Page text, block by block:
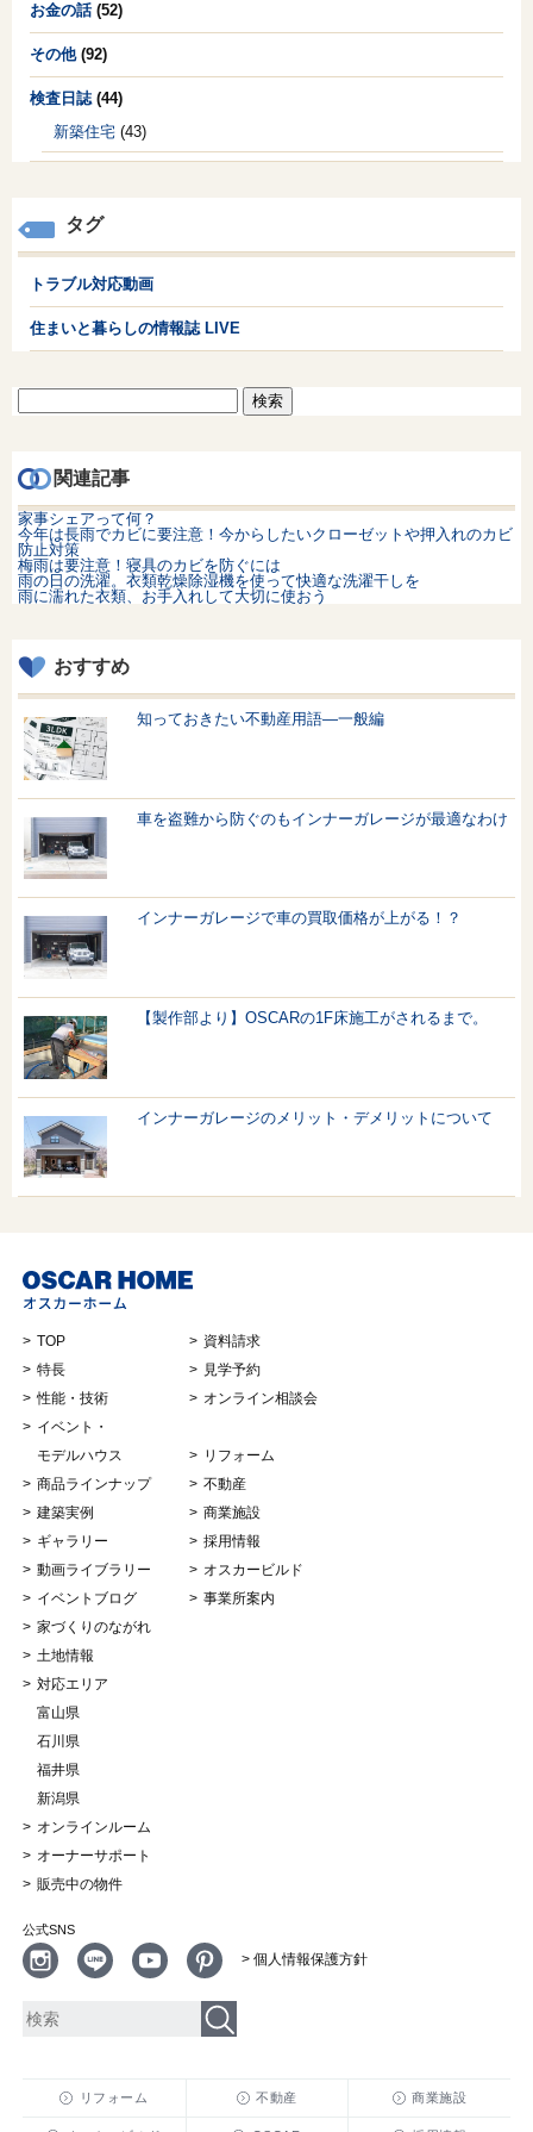
お金の話(52)
その他(92)
検査日誌(44)
新築住宅 (43)
タグ
トラブル対応動画
住まいと暮らしの情報誌 LIVE
関連記事
家事シェアって何？
今年は長雨でカビに要注意！今からしたいクローゼットや押入れのカビ
防止対策
梅雨は要注意！寝具のカビを防ぐには
雨の日の洗濯。衣類乾燥除湿機を使って快適な洗濯干しを
雨に濡れた衣類、お手入れして大切に使おう
おすすめ
知っておきたい不動産用語—一般編
車を盗難から防ぐのもインナーガレージが最適なわけ
インナーガレージで車の買取価格が上がる！？
【製作部より】OSCARの1F床施工がされるまで。
インナーガレージのメリット・デメリットについて
TOP
特長
性能・技術
イベント・
モデルハウス
商品ラインナップ
建築実例
ギャラリー
動画ライブラリー
イベントブログ
家づくりのながれ
土地情報
対応エリア
富山県
石川県
福井県
新潟県
オンラインルーム
オーナーサポート
販売中の物件
資料請求
見学予約
オンライン相談会
リフォーム
不動産
商業施設
採用情報
オスカービルド
事業所案内
公式SNS
> 個人情報保護方針
リフォーム 不動産 商業施設